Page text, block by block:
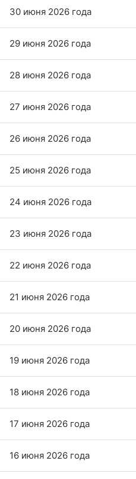
30 июня 2026 года
29 июня 2026 года
28 июня 2026 года
27 июня 2026 года
26 июня 2026 года
25 июня 2026 года
24 июня 2026 года
23 июня 2026 года
22 июня 2026 года
21 июня 2026 года
20 июня 2026 года
19 июня 2026 года
18 июня 2026 года
17 июня 2026 года
16 июня 2026 года